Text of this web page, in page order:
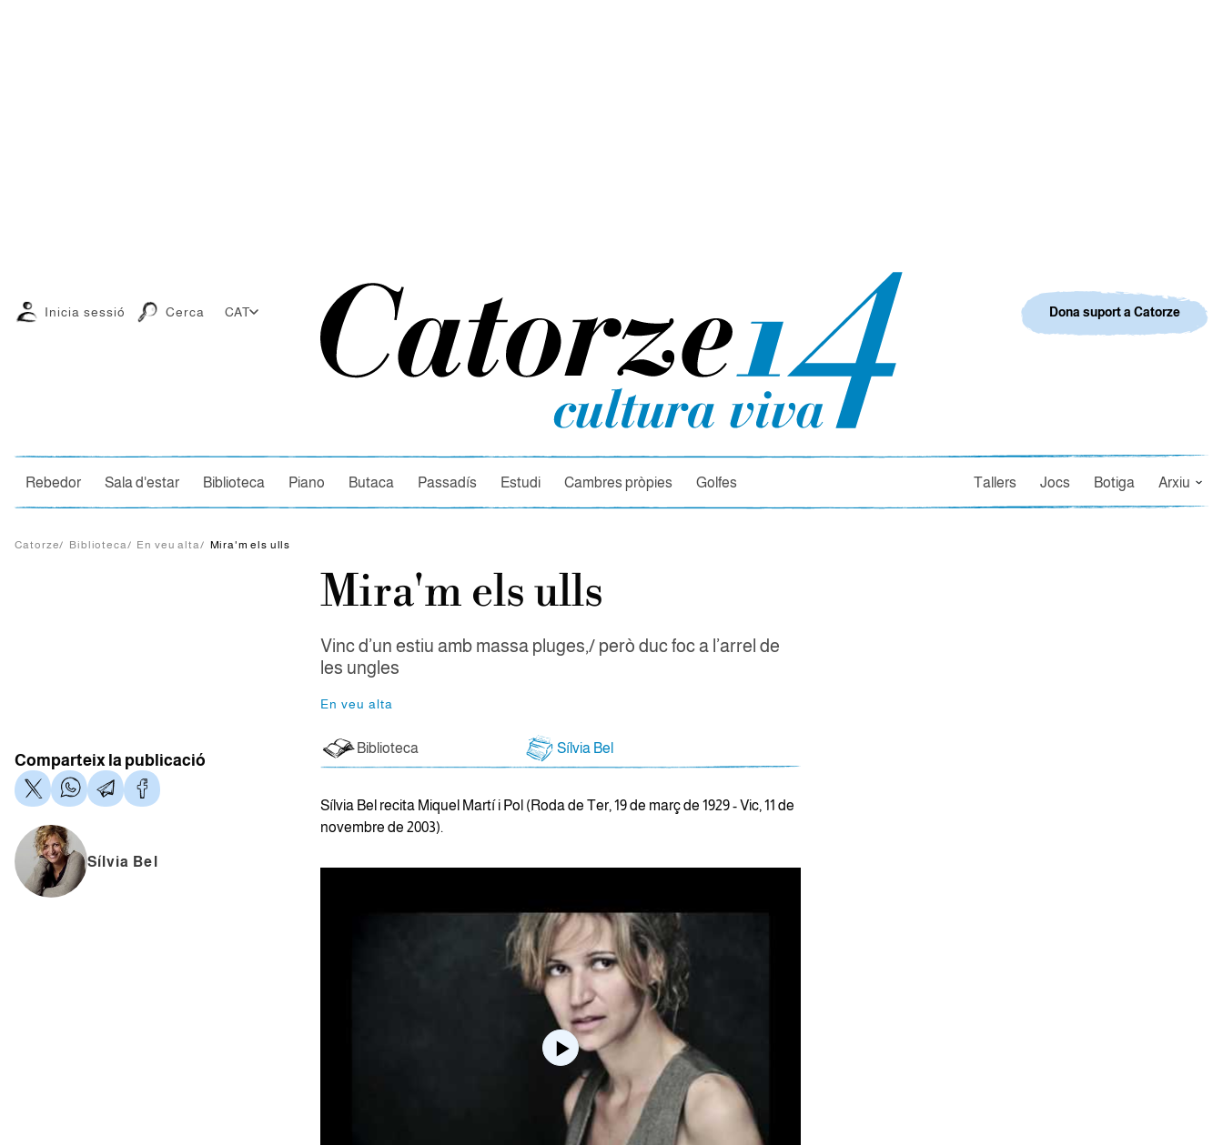
Cercador
Inicia sessió Cerca CAT
Rebedor Sala d'estar Biblioteca Piano Butaca Passadís Estudi Cambres pròpies Golfes Tallers Jocs Botiga Arxiu
Dona suport a Catorze
Catorze/ Biblioteca/ En veu alta/ Mira'm els ulls
Mira'm els ulls
Vinc d’un estiu amb massa pluges,/ però duc foc a l’arrel de
les ungles
En veu alta
Biblioteca Sílvia Bel
Comparteix la publicació
Sílvia Bel
Sílvia Bel recita Miquel Martí i Pol (Roda de Ter, 19 de març de 1929 - Vic, 11 de
novembre de 2003).